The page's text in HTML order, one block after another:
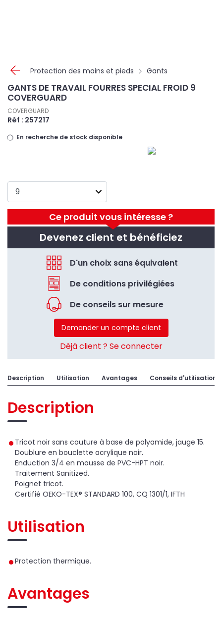
Protection des mains et pieds Gants
Ce produit vous intéresse ?
Devenez client et bénéficiez
D'un choix sans équivalent
De conditions privilégiées
De conseils sur mesure
Demander un compte client
Déjà client ? Se connecter
GANTS DE TRAVAIL FOURRES SPECIAL FROID 9
COVERGUARD
COVERGUARD
Réf : 257217
En recherche de stock disponible
Description Utilisation Avantages Conseils d'utilisation
Description
Tricot noir sans couture à base de polyamide, jauge 15.
Doublure en bouclette acrylique noir.
Enduction 3/4 en mousse de PVC-HPT noir.
Traitement Sanitized.
Poignet tricot.
Certifié OEKO-TEX® STANDARD 100, CQ 1301/1, IFTH
Utilisation
Protection thermique.
Avantages